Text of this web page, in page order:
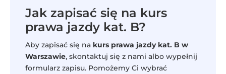
Jak zapisać się na kurs
prawa jazdy kat. B?
Aby zapisać się na kurs prawa jazdy kat. B w
Warszawie, skontaktuj się z nami albo wypełnij
formularz zapisu. Pomożemy Ci wybrać